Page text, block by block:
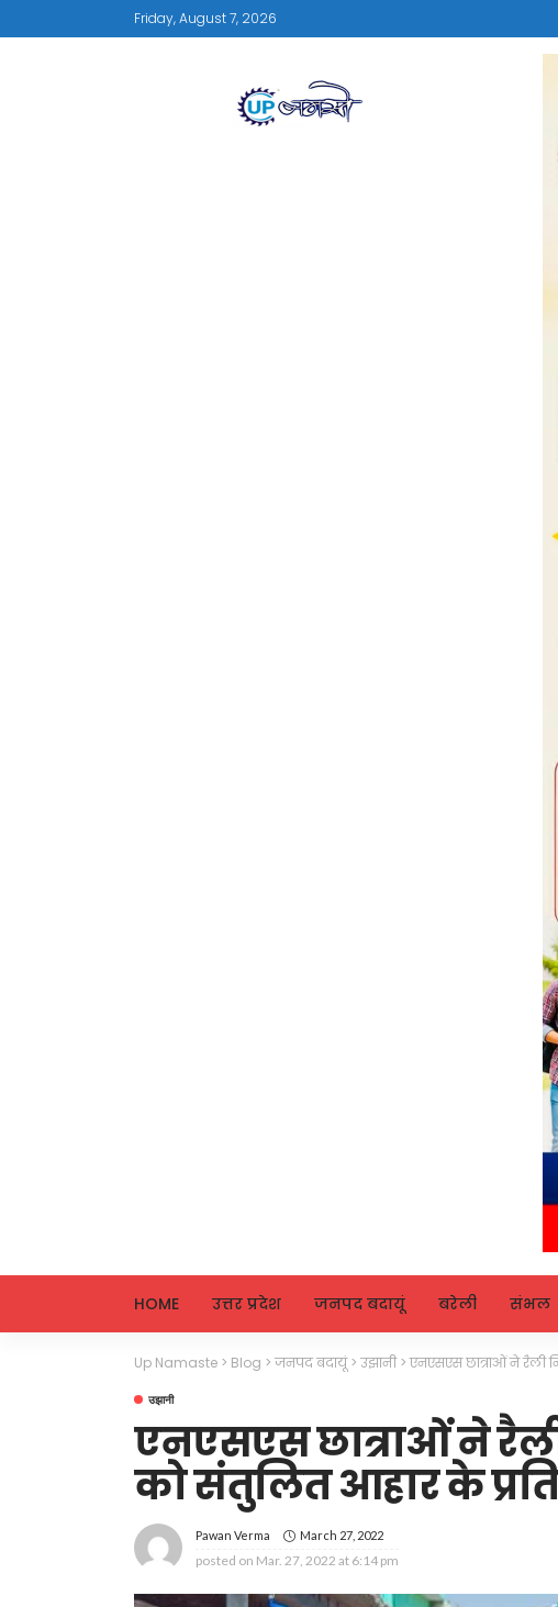
Friday, August 7, 2026
HOME उत्तर प्रदेश जनपद बदायूं बरेली संभल
Up Namaste > Blog > जनपद बदायूं> उझानी>एनएसएस छात्राओं ने रैली
उझानी
एनएसएस छात्राओं ने
को संतुलित आहार के
Pawan Verma March 27, 2022
posted on Mar. 27, 2022 at 6:14 pm